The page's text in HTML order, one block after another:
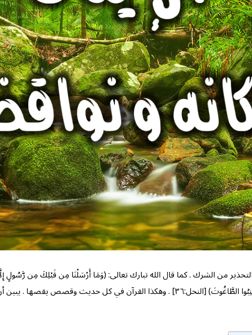
عز وجل: (وَلَقَدْ بَعَثْنَا فِي كُلِّ أُمَّةٍ رَّسُولًا أَنِ اعْبُدُوا اللَّهَ وَاجْتَنِبُوا الطَّاغُوتَ) [النحل:٣٦] .